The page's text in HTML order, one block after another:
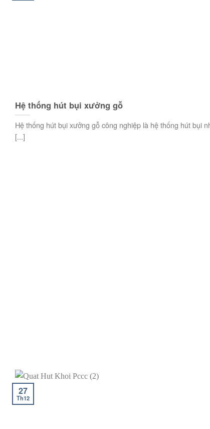
Hệ thống hút bụi xưởng gỗ
Hệ thống hút bụi xưởng gỗ công nghiệp là hệ thống hút bụi
[...]
27
Th12